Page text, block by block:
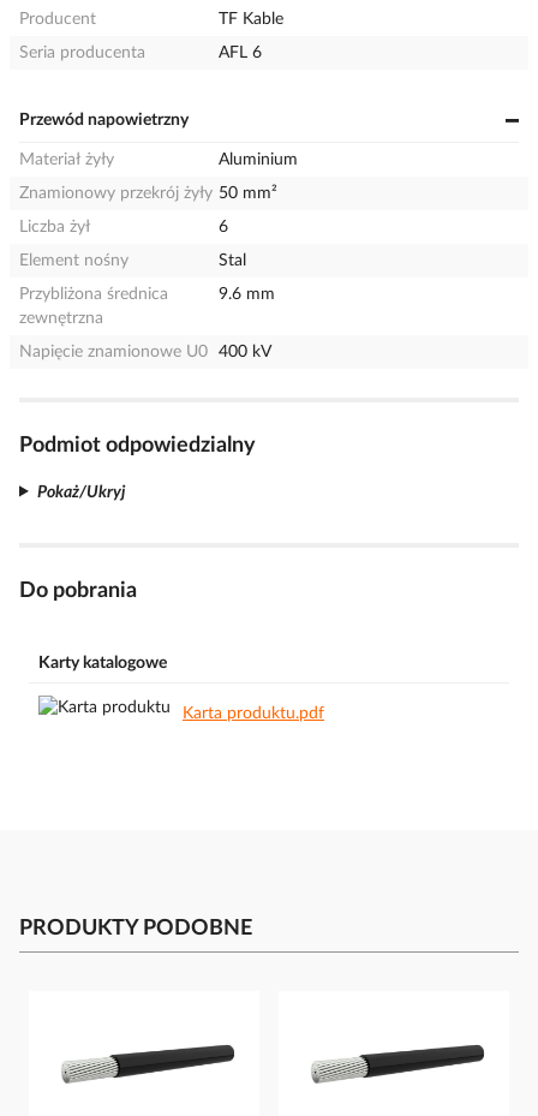
Producent
TF Kable
Seria producenta
AFL 6
Przewód napowietrzny
Materiał żyły
Aluminium
Znamionowy przekrój żyły 50 mm²
Liczba żył
6
Element nośny
Stal
Przybliżona średnica
zewnętrzna
9.6 mm
Napięcie znamionowe U0 400 kV
Podmiot odpowiedzialny
Pokaż/Ukryj
Do pobrania
Karty katalogowe
Karta produktu.pdf
PRODUKTY PODOBNE